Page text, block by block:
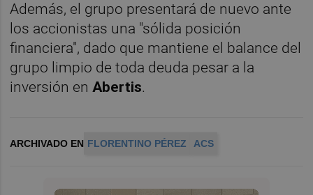
Además, el grupo presentará de nuevo ante
los accionistas una "sólida posición
financiera", dado que mantiene el balance del
grupo limpio de toda deuda pesar a la
inversión enAbertis.
ARCHIVADO EN FLORENTINO PÉREZ ACS